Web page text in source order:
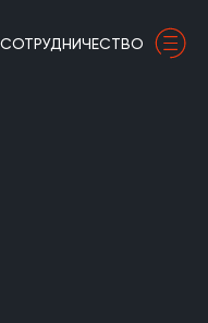
СОТРУДНИЧЕСТВО